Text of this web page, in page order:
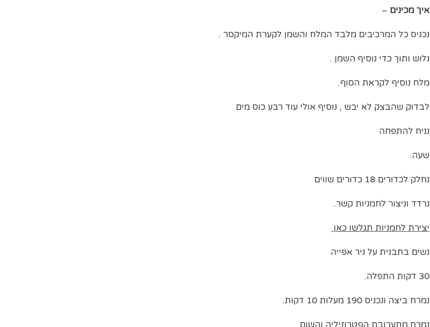
איך מכינים –
נכניס כל המרכיבים מלבד המלח והשמן לקערת המיקסר .
נלוש ותוך כדי נוסיף השמן .
מלח נוסיף לקראת הסוף.
לבדוק שהבצק לא יבש , נוסיף אולי עוד רבע כוס מים
נניח להתפחה
שעה.
נחלק לכדורים 18 כדורים שווים
נרדד וניצור לחמניות קשר.
יצירת לחמניות תגלשו כאן
נשים בתבנית על ניר אפייה
30 דקות התפלה.
נמרח ביצה ונכניס 190 מעלות 10 דקות.
נמרח מתערובת הפטרוזיליה והשום